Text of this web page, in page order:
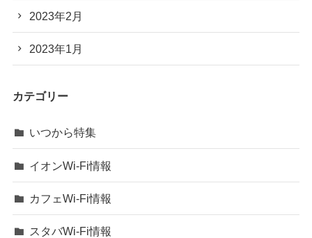
2023年2月
2023年1月
カテゴリー
いつから特集
イオンWi-Fi情報
カフェWi-Fi情報
スタバWi-Fi情報